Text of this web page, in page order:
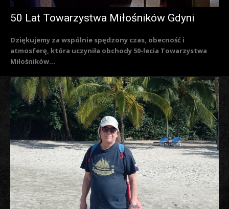
50 Lat Towarzystwa Miłośników Gdyni
Dziękujemy za wspólnie spędzony czas, obecność i
atmosferę, która uczyniła obchody 50-lecia Towarzystwa
Miłośników...